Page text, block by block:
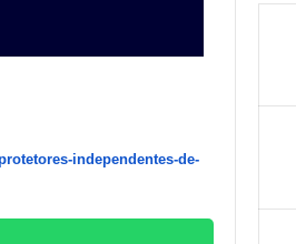
independentes-de-